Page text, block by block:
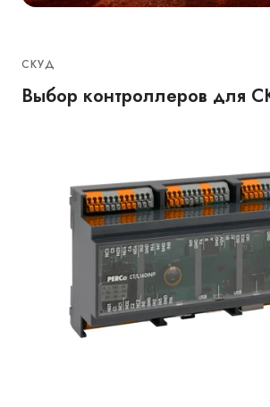
СКУД
Выбор контроллеров для